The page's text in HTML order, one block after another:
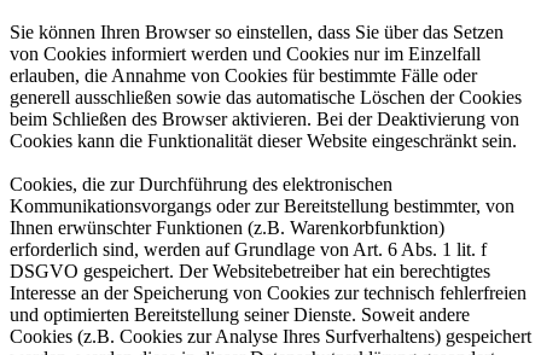
Sie können Ihren Browser so einstellen, dass Sie über das Setzen
von Cookies informiert werden und Cookies nur im Einzelfall
erlauben, die Annahme von Cookies für bestimmte Fälle oder
generell ausschließen sowie das automatische Löschen der Cookies
beim Schließen des Browser aktivieren. Bei der Deaktivierung von
Cookies kann die Funktionalität dieser Website eingeschränkt sein.
Cookies, die zur Durchführung des elektronischen
Kommunikationsvorgangs oder zur Bereitstellung bestimmter, von
Ihnen erwünschter Funktionen (z.B. Warenkorbfunktion)
erforderlich sind, werden auf Grundlage von Art. 6 Abs. 1 lit. f
DSGVO gespeichert. Der Websitebetreiber hat ein berechtigtes
Interesse an der Speicherung von Cookies zur technisch fehlerfreien
und optimierten Bereitstellung seiner Dienste. Soweit andere
Cookies (z.B. Cookies zur Analyse Ihres Surfverhaltens) gespeichert